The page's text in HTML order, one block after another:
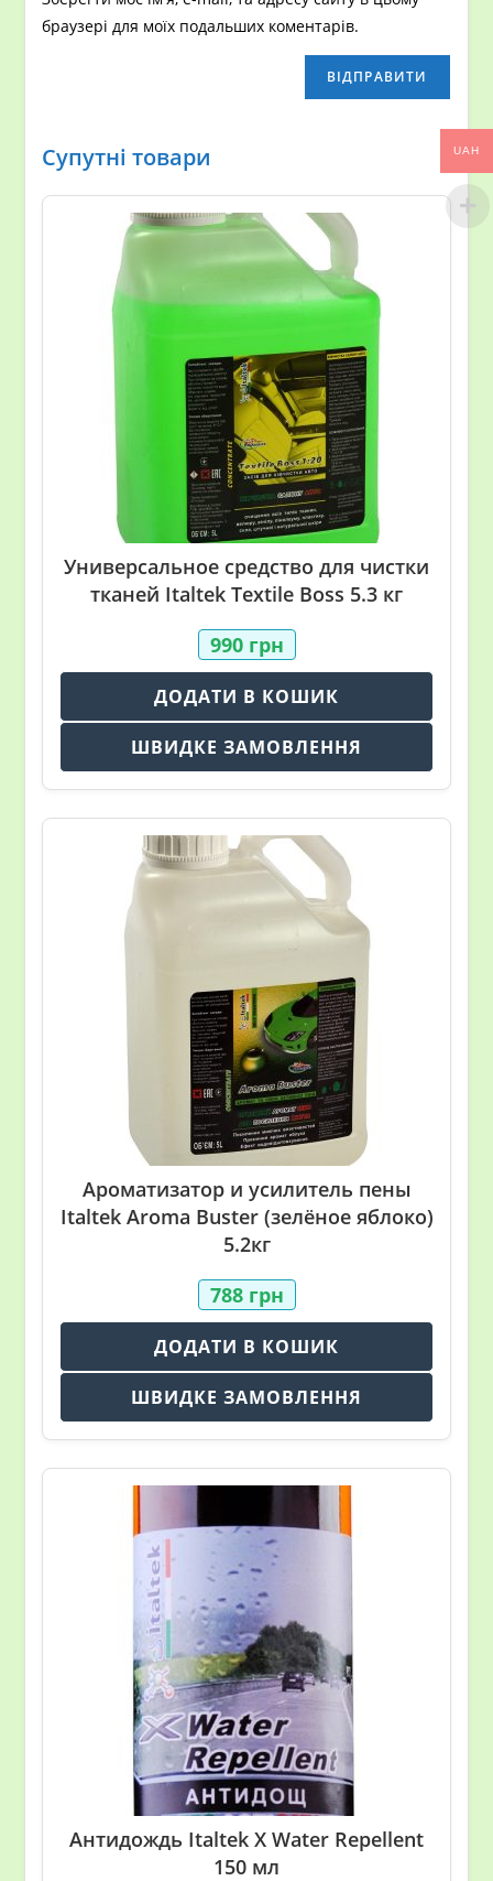
браузері для моїх подальших коментарів.
Супутні товари
Универсальное средство для чистки
тканей Italtek Textile Boss 5.3 кг
990 грн
ДОДАТИ В КОШИК
ШВИДКЕ ЗАМОВЛЕННЯ
Ароматизатор и усилитель пены
Italtek Aroma Buster (зелёное яблоко)
5.2кг
788 грн
ДОДАТИ В КОШИК
ШВИДКЕ ЗАМОВЛЕННЯ
Антидождь Italtek X Water Repellent
150 мл
UAH